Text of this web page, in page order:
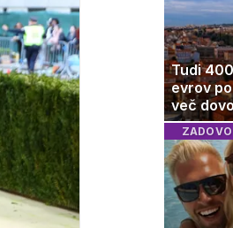
Tudi
evrov
več
nakup